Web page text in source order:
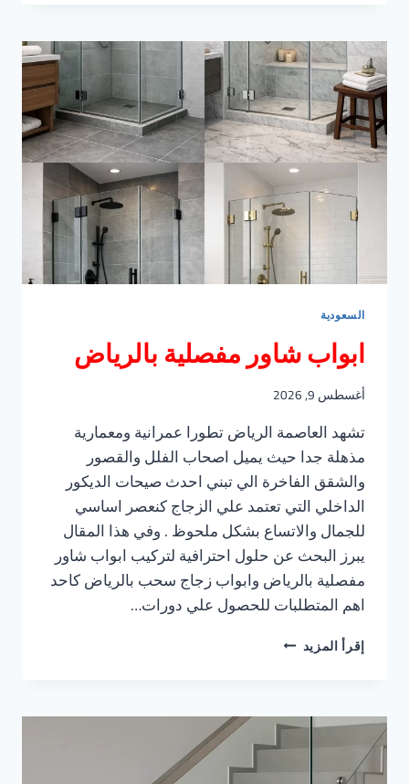
السعودية
ابواب شاور مفصلية بالرياض
أغسطس 9, 2026
تشهد العاصمة الرياض تطورا عمرانية ومعمارية
مذهلة جدا حيث يميل اصحاب الفلل والقصور
والشقق الفاخرة الي تبني احدث صيحات الديكور
الداخلي التي تعتمد علي الزجاج كنعصر اساسي
للجمال والاتساع بشكل ملحوظ . وفي هذا المقال
يبرز البحث عن حلول احترافية لتركيب ابواب شاور
مفصلية بالرياض وابواب زجاج سحب بالرياض كاحد
اهم المتطلبات للحصول علي دورات…
إقرأ المزيد ابواب